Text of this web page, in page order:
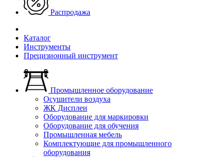
Распродажа
Каталог
Инструменты
Прецизионный инструмент
Промышленное оборудование
Осушители воздуха
ЖК Дисплеи
Оборудование для маркировки
Оборудование для обучения
Промышленная мебель
Комплектующие для промышленного
оборудования